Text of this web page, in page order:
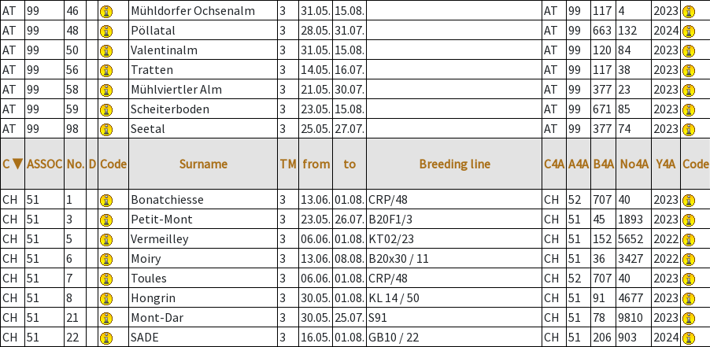
AT
99 46 Mühldorfer Ochsenalm 3 31.05. 15.08. AT 99 117 4 2023
AT
99 48 Pöllatal 3 28.05. 31.07. AT 99 663 132 2024
AT
99 50 Valentinalm 3 31.05. 15.08. AT 99 120 84 2023
AT
99 56 Tratten 3 14.05. 16.07. AT 99 117 38 2023
AT
99 58 Mühlviertler Alm 3 21.05. 30.07. AT 99 377 23 2023
AT
99 59 Scheiterboden 3 23.05. 15.08. AT 99 671 85 2023
AT
99 98 Seetal 3 25.05. 27.07. AT 99 377 74 2023
C ▼ ASSOC No. D Code Surname TM from to Breeding line C4A A4A B4A No4A Y4A Code
CH
51 1 Bonatchiesse 3 13.06. 01.08. CRP/48 CH 52 707 40 2023
CH
51 3 Petit-Mont 3 23.05. 26.07. B20F1/3 CH 51 45 1893 2023
CH
51 5 Vermeilley 3 06.06. 01.08. KT02/23 CH 51 152 5652 2022
CH
51 6 Moiry 3 13.06. 08.08. B20x30 / 11 CH 51 36 3427 2022
CH
51 7 Toules 3 06.06. 01.08. CRP/48 CH 52 707 40 2023
CH
51 8 Hongrin 3 30.05. 01.08. KL 14 / 50 CH 51 91 4677 2023
CH
51 21 Mont-Dar 3 30.05. 25.07. S91 CH 51 78 9810 2023
CH
51 22 SADE 3 16.05. 01.08. GB10 / 22 CH 51 206 903 2024